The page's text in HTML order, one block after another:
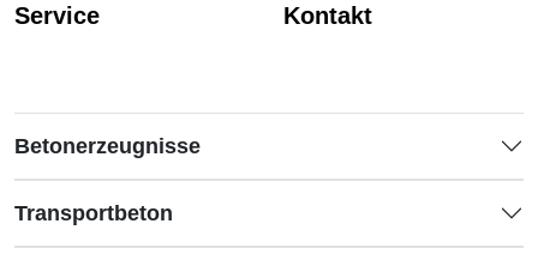
Service Kontakt
Betonerzeugnisse
Transportbeton